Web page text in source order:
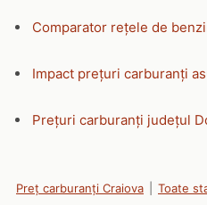
Comparator rețele de
Impact prețuri carburanți
Prețuri carburanți județul
Preț carburanți Craiova Toate